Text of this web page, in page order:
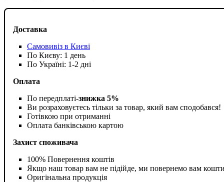
Доставка
Самовивіз в Києві
По Києву: 1 день
По Україні: 1-2 дні
Оплата
По передплаті-знижка 5%
Ви розраховуєтесь тільки за товар, який вам сподобався!
Готівкою при отриманні
Оплата банківською картою
Захист споживача
100% Повернення коштів
Якщо наш товар вам не підійде, ми повернемо вам
Оригінальна продукція